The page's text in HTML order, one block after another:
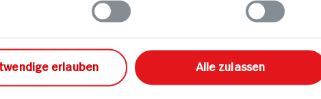
erlauben Alle zulassen